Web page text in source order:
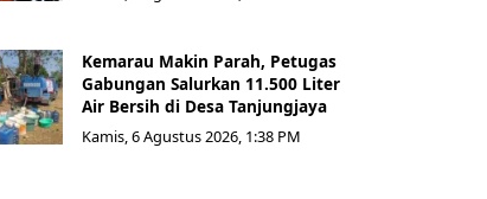
Kemarau Makin Parah, Petugas
Gabungan Salurkan 11.500 Liter
Air Bersih di Desa Tanjungjaya
Kamis, 6 Agustus 2026, 1:38 PM